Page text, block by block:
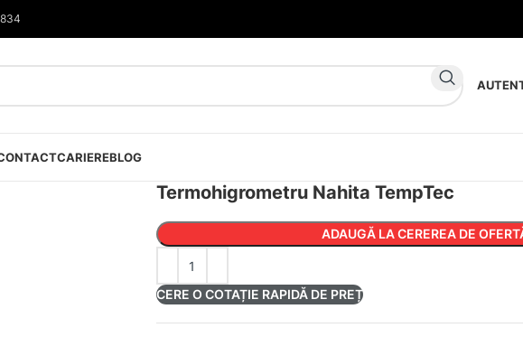
CARIEREBLOG
Termohigrometru Nahita TempTec
ADAUGĂ LA CEREREA DE
CERE O COTAȚIE RAPIDĂ DE PREȚ